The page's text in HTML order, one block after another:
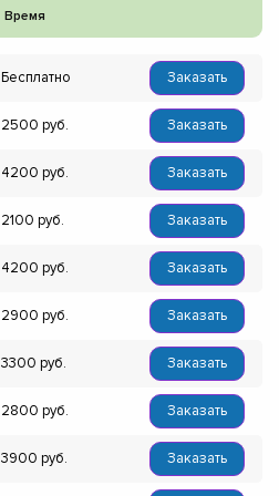
Время
Бесплатно Заказать
2500 Заказать
4200 Заказать
2100 Заказать
4200 Заказать
2900 Заказать
3300 Заказать
2800 Заказать
3900 Заказать